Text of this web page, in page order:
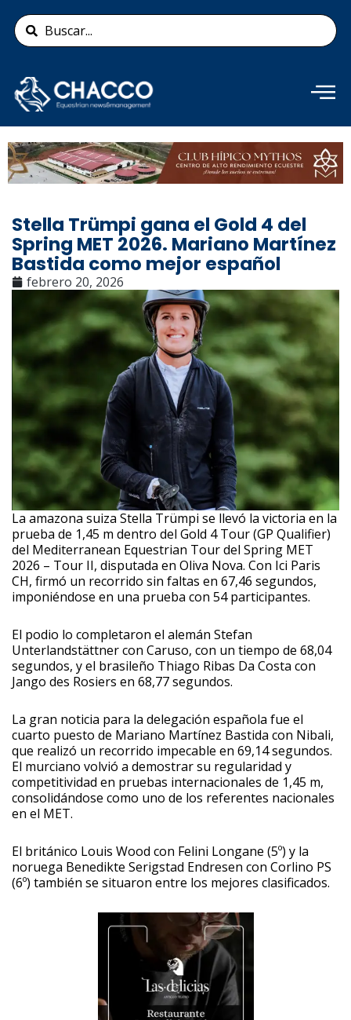
contenido
Search
...
Añade aquí tu texto de
cabecera
Stella Trümpi gana el Gold 4 del
Spring MET 2026. Mariano Martínez
Bastida como mejor español
febrero 20, 2026
La amazona suiza Stella Trümpi se llevó la victoria en la
prueba de 1,45 m dentro del Gold 4 Tour (GP Qualifier)
del Mediterranean Equestrian Tour del Spring MET
2026 – Tour II, disputada en Oliva Nova. Con Ici Paris
CH, firmó un recorrido sin faltas en 67,46 segundos,
imponiéndose en una prueba con 54 participantes.
El podio lo completaron el alemán Stefan
Unterlandstättner con Caruso, con un tiempo de 68,04
segundos, y el brasileño Thiago Ribas Da Costa con
Jango des Rosiers en 68,77 segundos.
La gran noticia para la delegación española fue el
cuarto puesto de Mariano Martínez Bastida con Nibali,
que realizó un recorrido impecable en 69,14 segundos.
El murciano volvió a demostrar su regularidad y
competitividad en pruebas internacionales de 1,45 m,
consolidándose como uno de los referentes nacionales
en el MET.
El británico Louis Wood con Felini Longane (5º) y la
noruega Benedikte Serigstad Endresen con Corlino PS
(6º) también se situaron entre los mejores clasificados.